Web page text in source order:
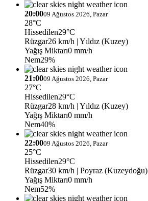
20:0009 Ağustos 2026, Pazar
28°C
Hissedilen29°C
Rüzgar26 km/h | Yıldız (Kuzey)
Yağış Miktarı0 mm/h
Nem29%
21:0009 Ağustos 2026, Pazar
27°C
Hissedilen29°C
Rüzgar28 km/h | Yıldız (Kuzey)
Yağış Miktarı0 mm/h
Nem40%
22:0009 Ağustos 2026, Pazar
25°C
Hissedilen29°C
Rüzgar30 km/h | Poyraz (Kuzeydoğu)
Yağış Miktarı0 mm/h
Nem52%